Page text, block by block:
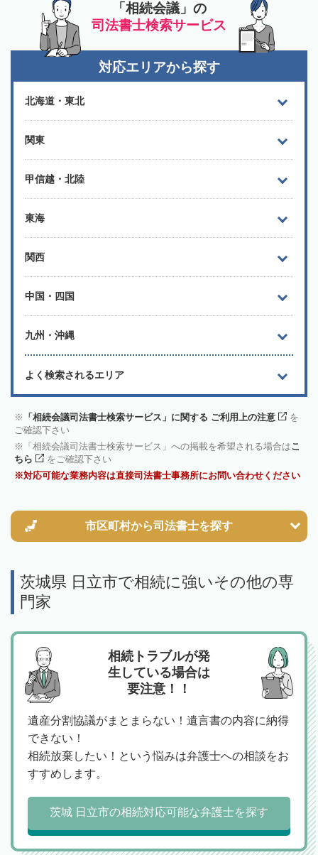
「相続会議」の
司法書士検索サービス
対応エリアから探す
北海道・東北
関東
甲信越・北陸
東海
関西
中国・四国
九州・沖縄
よく検索されるエリア
「相続会議司法書士検索サービス」に関する ご利用上の注意
を
ご確認下さい
「相続会議司法書士検索サービス」への掲載を希望される場合はこ
ちら
をご確認下さい
対応可能な業務内容は直接司法書士事務所にお問い合わせください
市区町村から司法書士を探す
茨城県 日立市で相続に強いその他の専
門家
相続トラブルが発
生している場合は
要注意！！
遺産分割協議がまとまらない！遺言書の内容に納得
できない！
相続放棄したい！という悩みは弁護士への相談をお
すすめします。
茨城 日立市の相続対応可能な弁護士を探す